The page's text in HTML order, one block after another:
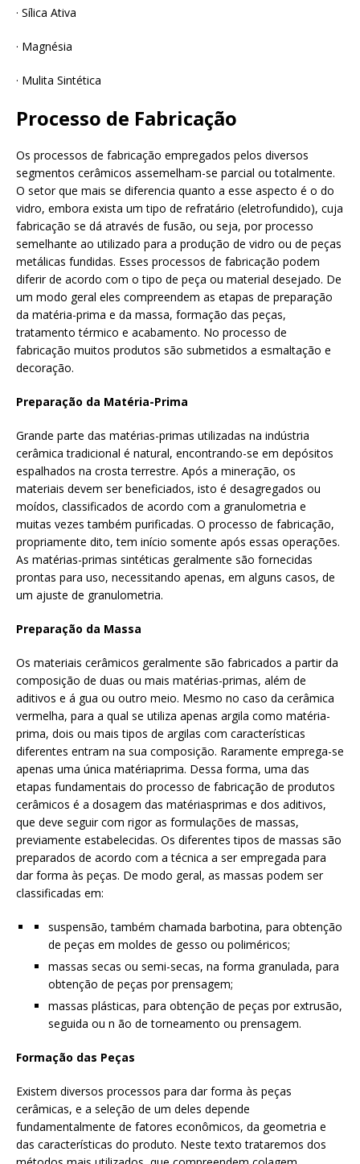
· Sílica Ativa
· Magnésia
· Mulita Sintética
Processo de Fabricação
Os processos de fabricação empregados pelos diversos
segmentos cerâmicos assemelham-se parcial ou totalmente.
O setor que mais se diferencia quanto a esse aspecto é o do
vidro, embora exista um tipo de refratário (eletrofundido), cuja
fabricação se dá através de fusão, ou seja, por processo
semelhante ao utilizado para a produção de vidro ou de peças
metálicas fundidas. Esses processos de fabricação podem
diferir de acordo com o tipo de peça ou material desejado. De
um modo geral eles compreendem as etapas de preparação
da matéria-prima e da massa, formação das peças,
tratamento térmico e acabamento. No processo de
fabricação muitos produtos são submetidos a esmaltação e
decoração.
Preparação da Matéria-Prima
Grande parte das matérias-primas utilizadas na indústria
cerâmica tradicional é natural, encontrando-se em depósitos
espalhados na crosta terrestre. Após a mineração, os
materiais devem ser beneficiados, isto é desagregados ou
moídos, classificados de acordo com a granulometria e
muitas vezes também purificadas. O processo de fabricação,
propriamente dito, tem início somente após essas operações.
As matérias-primas sintéticas geralmente são fornecidas
prontas para uso, necessitando apenas, em alguns casos, de
um ajuste de granulometria.
Preparação da Massa
Os materiais cerâmicos geralmente são fabricados a partir da
composição de duas ou mais matérias-primas, além de
aditivos e á gua ou outro meio. Mesmo no caso da cerâmica
vermelha, para a qual se utiliza apenas argila como matéria-
prima, dois ou mais tipos de argilas com características
diferentes entram na sua composição. Raramente emprega-se
apenas uma única matériaprima. Dessa forma, uma das
etapas fundamentais do processo de fabricação de produtos
cerâmicos é a dosagem das matériasprimas e dos aditivos,
que deve seguir com rigor as formulações de massas,
previamente estabelecidas. Os diferentes tipos de massas são
preparados de acordo com a técnica a ser empregada para
dar forma às peças. De modo geral, as massas podem ser
classificadas em:
suspensão, também chamada barbotina, para obtenção
de peças em moldes de gesso ou poliméricos;
massas secas ou semi-secas, na forma granulada, para
obtenção de peças por prensagem;
massas plásticas, para obtenção de peças por extrusão,
seguida ou n ão de torneamento ou prensagem.
Formação das Peças
Existem diversos processos para dar forma às peças
cerâmicas, e a seleção de um deles depende
fundamentalmente de fatores econômicos, da geometria e
das características do produto. Neste texto trataremos dos